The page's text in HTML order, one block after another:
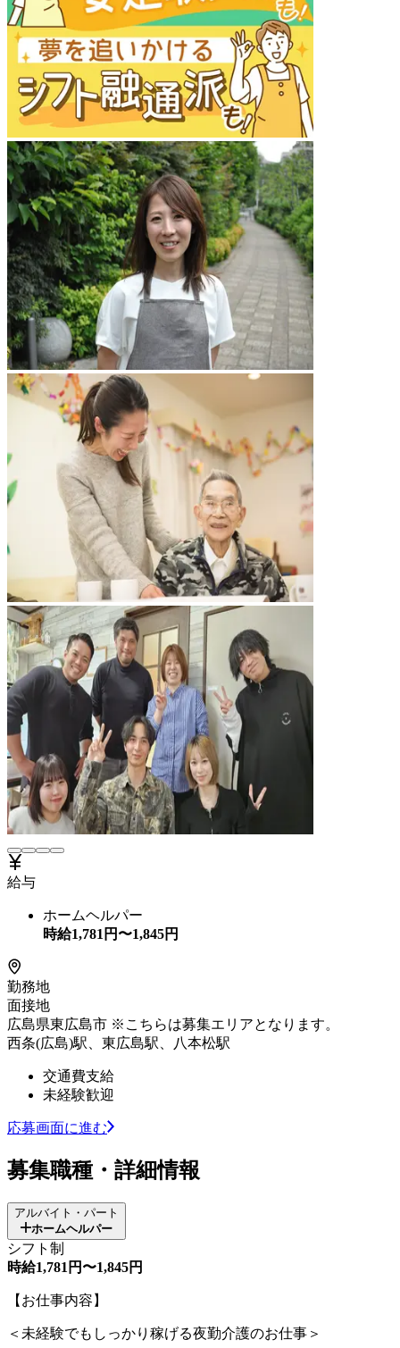
給与
ホームヘルパー
時給1,781 円〜1,845円
勤務地
面接地
広島県東広島市 ※こちらは募集エリアとなります。
西条(広島)駅、東広島駅、八本松駅
交通費支給
未経験歓迎
応募画面に進む
募集職種・詳細情報
アルバイト・パート
ホームヘルパー
シフト制
時給1,781円〜1,845円
【お仕事内容】
＜未経験でもしっかり稼げる夜勤介護のお仕事＞